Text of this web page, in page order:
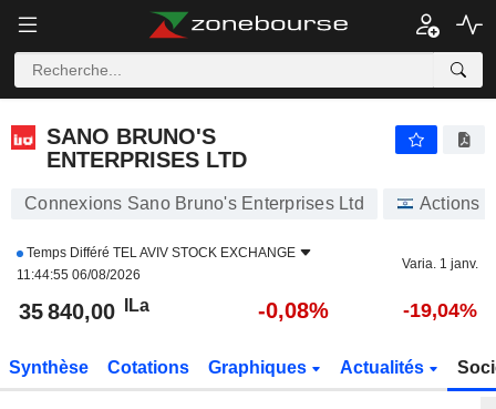
SANO BRUNO'S
ENTERPRISES LTD
Connexions Sano Bruno's Enterprises Ltd Actions
Temps Différé TEL AVIV STOCK EXCHANGE
11:44:55 06/08/2026
Varia. 1 janv.
35 840,00 ILa -0,08% -19,04%
Synthèse Cotations Graphiques Actualités